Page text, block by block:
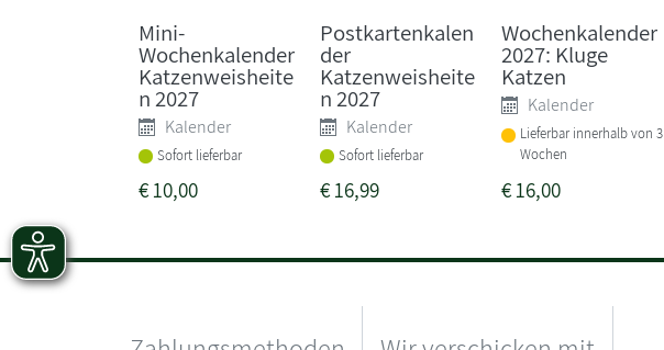
Mini-
Wochenkalender
Katzenweisheite
n 2027
Kalender
Sofort lieferbar
€10,00
Postkartenkalen
der
Katzenweisheite
n 2027
Kalender
Sofort lieferbar
€16,99
Wochenkalender
2027: Kluge
Katzen
Kalender
Lieferbar innerhalb von 3
Wochen
€16,00